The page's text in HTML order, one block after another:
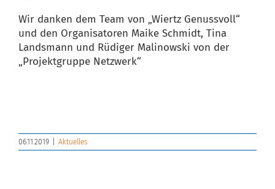
Wir danken dem Team von „Wiertz Genussvoll“
und den Organisatoren Maike Schmidt, Tina
Landsmann und Rüdiger Malinowski von der
„Projektgruppe Netzwerk“
06.11.2019 Aktuelles